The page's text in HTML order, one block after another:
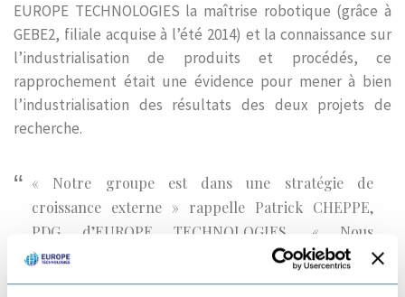
EUROPE TECHNOLOGIES la maîtrise robotique (grâce à
GEBE2, filiale acquise à l’été 2014) et la connaissance sur
l’industrialisation de produits et procédés, ce
rapprochement était une évidence pour mener à bien
l’industrialisation des résultats des deux projets de
recherche.
« Notre groupe est dans une stratégie de
croissance externe » rappelle Patrick CHEPPE,
PDG d’EUROPE TECHNOLOGIES. « Nous
travaillions déjà dans le secteur naval et dans la
soudure de tôle fine avec notre division GNL.